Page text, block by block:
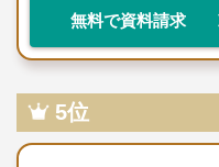
無料で資料請求
5位